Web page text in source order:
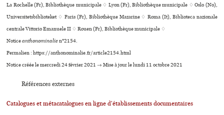
La Rochelle (Fr), Bibliothèque muni­ci­pale ♢ Lyon (Fr), Bibliothèque muni­ci­pale ♢ Oslo (No),
Universitetsbiblioteket ♢ Paris (Fr), Bibliothèque Mazarine ♢ Roma (It), Biblioteca nazio­nale
cen­trale Vittorio Emanuele II ♢ Rouen (Fr), Bibliothèque muni­ci­pale ♢
Noticeanthonominalien°2154.
Permalien : https://anthonominalie.fr/article2154.html
Notice créée le mercredi 24 février 2021 → Mise à jour le lundi 11 octobre 2021
Références externes
Catalogues et métacatalogues en ligne d'établissements documentaires